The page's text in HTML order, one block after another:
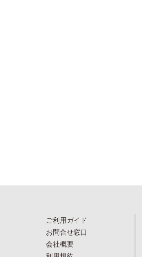
ご利用ガイド
お問合せ窓口
会社概要